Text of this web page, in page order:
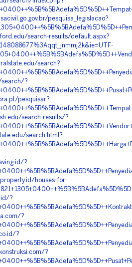
pesquisa_legislacao?
search-results/default.aspx?
search?
?
pesquisar?
search-results/?
search.html?
?
houses-for-
?
?
?
?